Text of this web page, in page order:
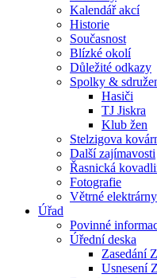
Kalendář akcí
Historie
Současnost
Blízké okolí
Důležité odkazy
Spolky &
Hasiči
TJ Jiskra
Klub žen
Stelzigova
Další zajímavosti
Řasnická
Fotografie
Větrné elektrárny
Úřad
Povinné
Úřední deska
Zasedání
Usnesení